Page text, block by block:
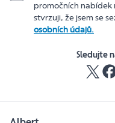
promočních nabídek
stvrzuji, že jsem se
osobních údajů.
Sledujte